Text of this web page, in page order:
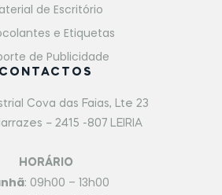
de Escritório
e Etiquetas
de Publicidade
CONTACTOS
Cova das Faias, Lte 23
– 2415 -807 LEIRIA
HORÁRIO
: 09h00 – 13h00